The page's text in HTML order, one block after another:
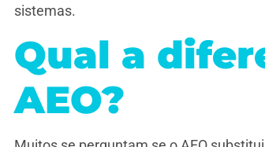
sistemas.
Qual a
AEO?